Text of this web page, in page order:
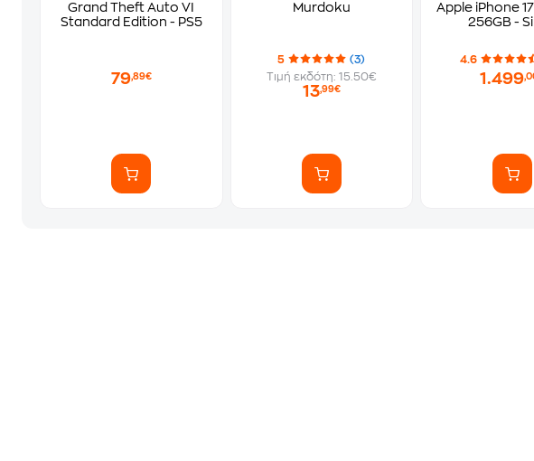
Grand Theft Auto VI
Standard Edition - PS5
79,89€
Murdoku
5
(3)
Τιμή εκδότη: 15.50€
13,99€
Apple iPhone
256GB -
4.6
1.499